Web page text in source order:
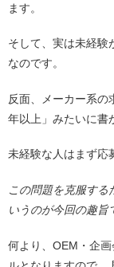
ます。
そして、実は未経験
なのです。
反面、メーカー系の
年以上」みたいに書
未経験な人はまず応
この問題を克服する
いうのが今回の趣旨
何より、OEM・企